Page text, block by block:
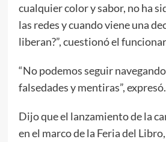
cualquier color y sabor, no ha
las redes y cuando viene una
liberan?”, cuestionó el
“No podemos seguir
falsedades y mentiras”, expresó.
Dijo que el lanzamiento de la
en el marco de la Feria del